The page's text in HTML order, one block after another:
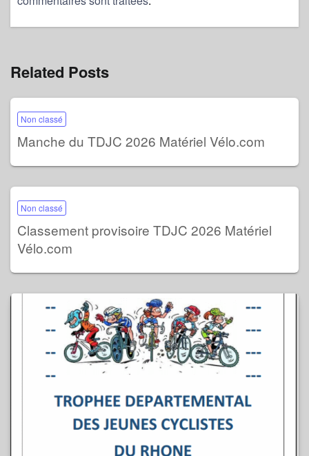
Related Posts
Non classé
Manche du TDJC 2026 Matériel Vélo.com
Non classé
Classement provisoire TDJC 2026 Matériel
Vélo.com